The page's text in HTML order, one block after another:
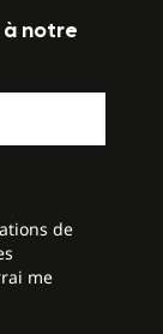
notre
de
me